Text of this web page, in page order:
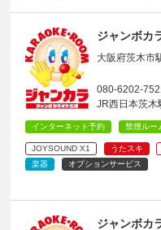
ジャンボカ
大阪府茨木市
080-6202-
JR西日本茨木
インターネット予約 禁煙ルー
JOYSOUND X1 うたスキ
楽器
オプションサービス
ジャンボカ